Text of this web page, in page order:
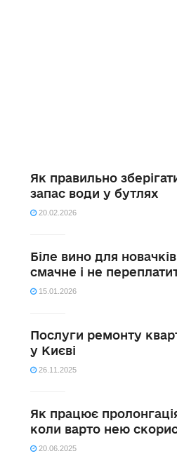
Як правильно
запас води у бутлях
20.02.2026
Біле вино для
смачне і не
15.01.2026
Послуги ремонту
у Києві
26.11.2025
Як працює
коли варто нею
20.06.2025